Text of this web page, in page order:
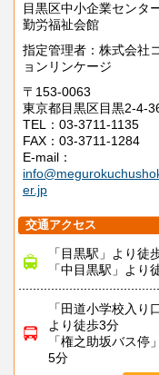
目黒区中小企業センタ
勤労福祉会館
指定管理者：株式会社
ョンリンケージ
〒153-0063
東京都目黒区目黒2-4-
TEL：03-3711-1135
FAX：03-3711-1284
E-mail：
er.jp
交通アクセス
「目黒駅」より徒
「中目黒駅」より
「田道小学校入り
より徒歩3分
「権之助坂バス停
5分